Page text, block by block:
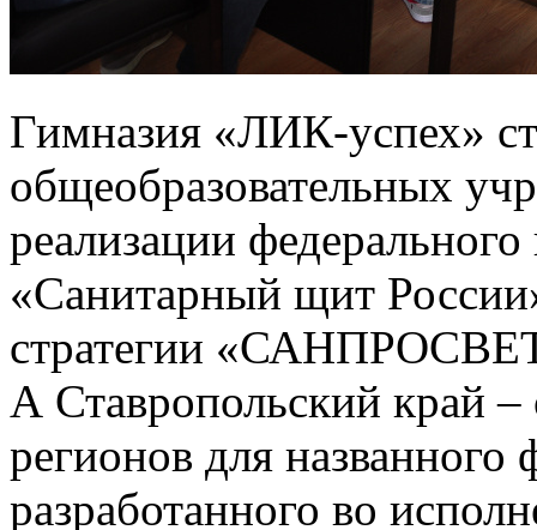
Гимназия «ЛИК-успех»
общеобразовательных
реализации
«Санитарный щит
стратегии
А Ставропольский край
регионов для названного
разработанного во